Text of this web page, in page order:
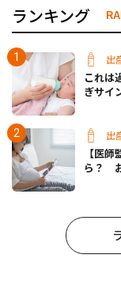
ランキング
出
これは
ぎサイ
出
【医
ら？